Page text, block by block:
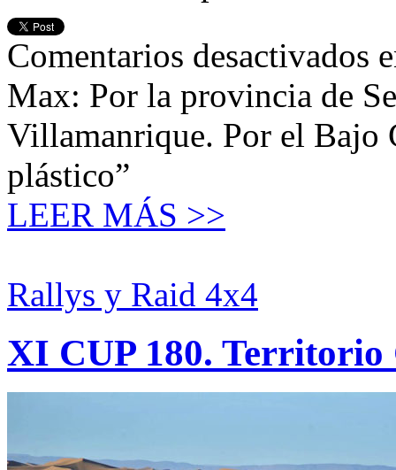
Comentarios desactivados
Max: Por la provincia de
Villamanrique. Por el Bajo
plástico”
LEER MÁS >>
Rallys y Raid 4x4
XI CUP 180. Territorio